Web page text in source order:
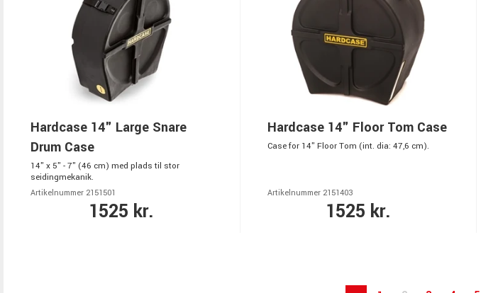
Hardcase 14" Large Snare
Drum Case
14" x 5" - 7" (46 cm) med plads til stor
seidingmekanik.
Artikelnummer 2151501
1525 kr.
Hardcase 14" Floor Tom Case
Case for 14" Floor Tom (int. dia: 47,6 cm).
Artikelnummer 2151403
1525 kr.